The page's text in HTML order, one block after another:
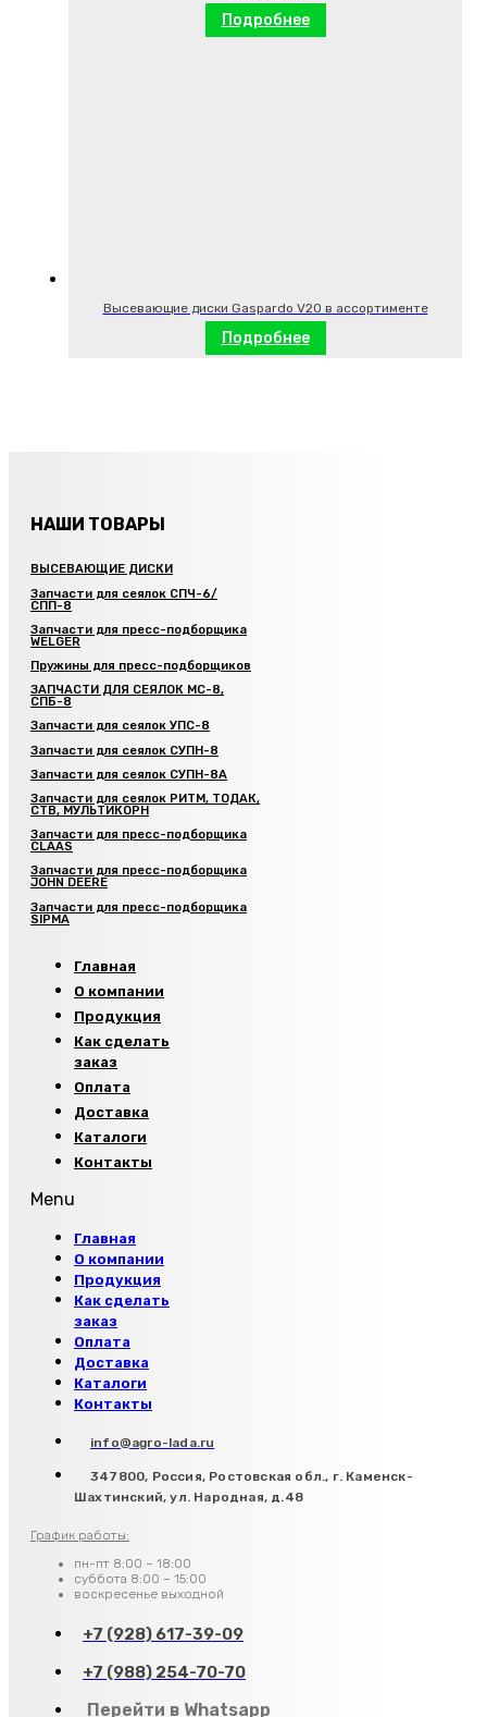
Подробнее
Высевающие диски Gaspardo V20 в ассортименте
Подробнее
НАШИ ТОВАРЫ
ВЫСЕВАЮЩИЕ ДИСКИ
Запчасти для сеялок СПЧ-6/
СПП-8
Запчасти для пресс-подборщика
WELGER
Пружины для пресс-подборщиков
ЗАПЧАСТИ ДЛЯ СЕЯЛОК МС-8,
СПБ-8
Запчасти для сеялок УПС-8
Запчасти для сеялок СУПН-8
Запчасти для сеялок СУПН-8А
Запчасти для сеялок РИТМ, ТОДАК,
СТВ, МУЛЬТИКОРН
Запчасти для пресс-подборщика
CLAAS
Запчасти для пресс-подборщика
JOHN DEERE
Запчасти для пресс-подборщика
SIPMA
Главная
О компании
Продукция
Как сделать
заказ
Оплата
Доставка
Каталоги
Контакты
Menu
Главная
О компании
Продукция
Как сделать
заказ
Оплата
Доставка
Каталоги
Контакты
info@agro-lada.ru
347800, Россия, Ростовская обл., г. Каменск-
Шахтинский, ул. Народная, д.48
График работы:
пн-пт 8:00 – 18:00
суббота 8:00 – 15:00
воскресенье выходной
+7 (928) 617-39-09
+7 (988) 254-70-70
Перейти в Whatsapp